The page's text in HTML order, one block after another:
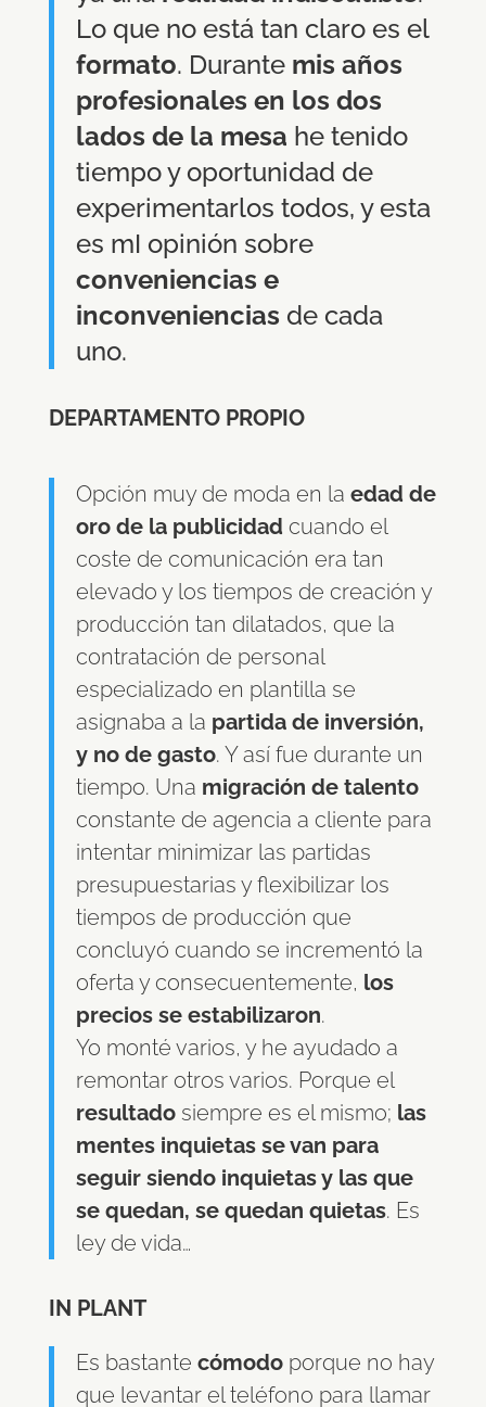
Lo que no está tan claro es el
formato. Durante mis años
profesionales en los dos
lados de la mesa he tenido
tiempo y oportunidad de
experimentarlos todos, y esta
es mI opinión sobre
conveniencias e
inconveniencias de cada
uno.
DEPARTAMENTO PROPIO
Opción muy de moda en la edad de
oro de la publicidad cuando el
coste de comunicación era tan
elevado y los tiempos de creación y
producción tan dilatados, que la
contratación de personal
especializado en plantilla se
asignaba a la partida de inversión,
y no de gasto. Y así fue durante un
tiempo. Una migración de talento
constante de agencia a cliente para
intentar minimizar las partidas
presupuestarias y flexibilizar los
tiempos de producción que
concluyó cuando se incrementó la
oferta y consecuentemente, los
precios se estabilizaron.
Yo monté varios, y he ayudado a
remontar otros varios. Porque el
resultadosiempre es el mismo; las
mentes inquietas se van para
seguir siendo inquietas y las que
se quedan, se quedan quietas. Es
ley de vida…
IN PLANT
Es bastante cómodoporque no hay
que levantar el teléfono para llamar